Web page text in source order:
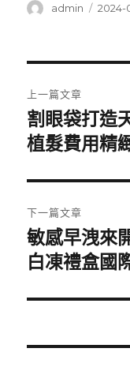
作
admin
發
2024-
章
導
覽
上一篇文章
上
一
文
章:
割眼袋打造
植髮費用精
下一篇文章
下
一
文
敏感早洩來
白凍禮盒國